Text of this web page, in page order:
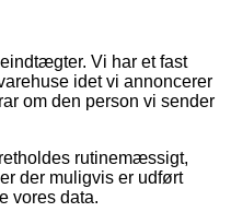
Vi har et fast
idet vi annoncerer
om den person vi sender
rutinemæssigt,
der muligvis er udført
vores data.